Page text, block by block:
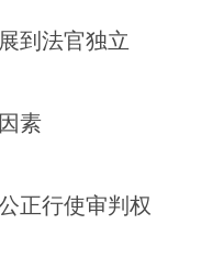
到法官独立
素
正行使审判权